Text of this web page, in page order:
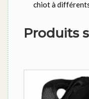
chiot à
Produits